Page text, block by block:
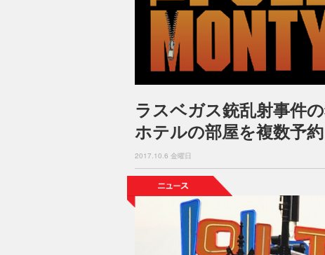
ラスベガス銃乱射事件
ホテルの部屋を複数予
2017.10.6 金曜日